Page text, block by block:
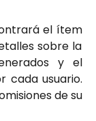
el ítem
sobre la
y el
cada usuario.
de su